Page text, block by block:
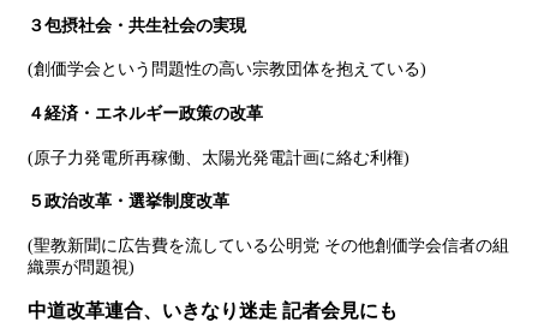
３包摂社会・共生社会の実現
(創価学会という問題性の高い宗教団体を抱えている)
４経済・エネルギー政策の改革
(原子力発電所再稼働、太陽光発電計画に絡む利権)
５政治改革・選挙制度改革
(聖教新聞に広告費を流している公明党 その他創価学会信者の組
織票が問題視)
中道改革連合、いきなり迷走 記者会見にも